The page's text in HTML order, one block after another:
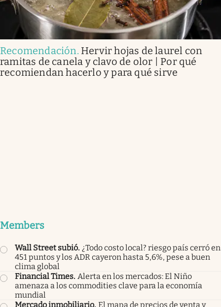
Recomendación. Hervir hojas de laurel con
ramitas de canela y clavo de olor | Por qué
recomiendan hacerlo y para qué sirve
Members
Wall Street subió. ¿Todo costo local? riesgo país cerró en
451 puntos y los ADR cayeron hasta 5,6%, pese a buen
clima global
Financial Times. Alerta en los mercados: El Niño
amenaza a los commodities clave para la economía
mundial
Mercado inmobiliario. El mapa de precios de venta y